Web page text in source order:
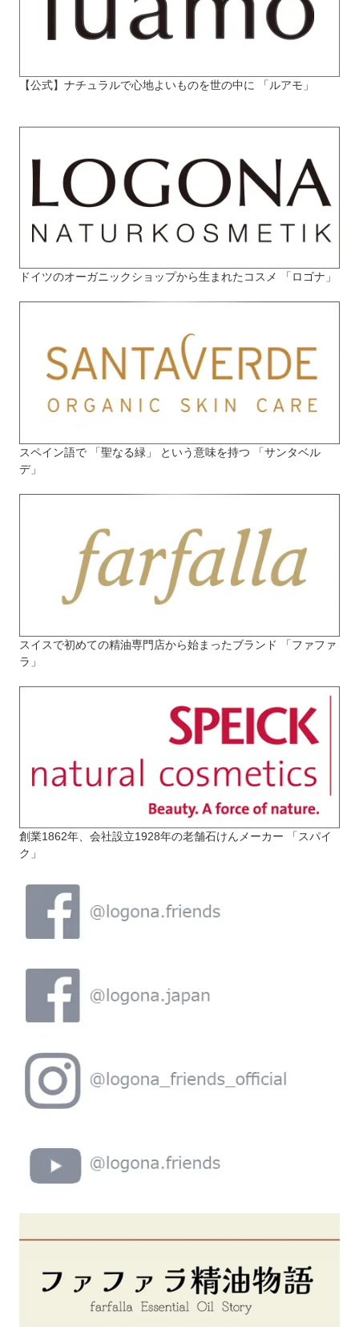
【公式】ナチュラルで心地よいものを世の中に 「ルアモ」
ドイツのオーガニックショップから生まれたコスメ 「ロゴナ」
スペイン語で 「聖なる緑」 という意味を持つ 「サンタベル
デ」
スイスで初めての精油専門店から始まったブランド 「ファファ
ラ」
創業1862年、会社設立1928年の老舗石けんメーカー 「スパイ
ク」